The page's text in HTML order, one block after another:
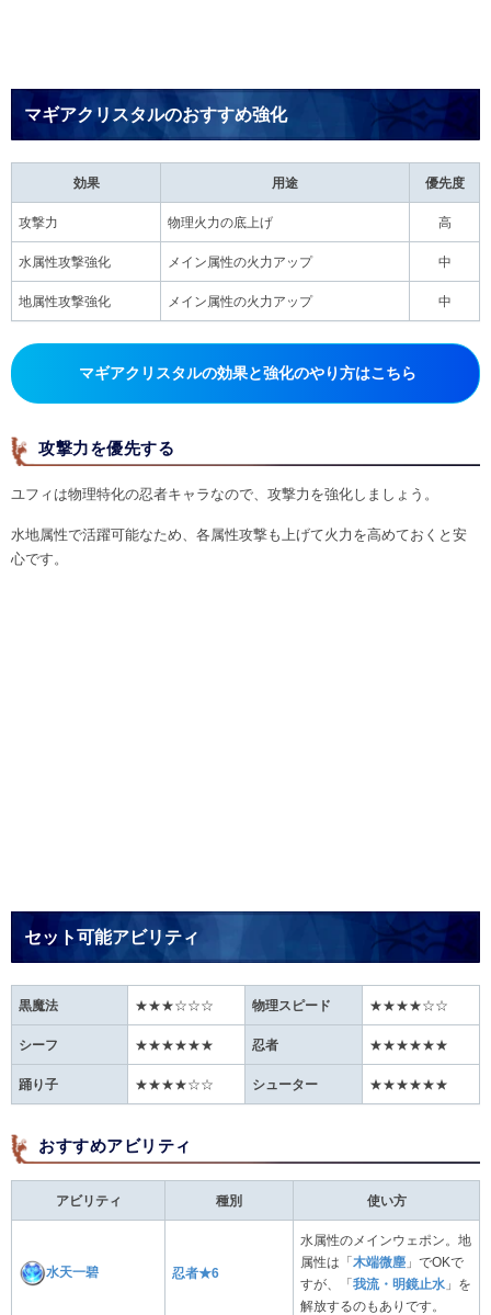
マギアクリスタルのおすすめ強化
効果 用途 優先度
攻撃力 物理火力の底上げ 高
水属性攻撃強化 メイン属性の火力アップ 中
地属性攻撃強化 メイン属性の火力アップ 中
マギアクリスタルの効果と強化のやり方はこちら
攻撃力を優先する
ユフィは物理特化の忍者キャラなので、攻撃力を強化しましょう。
水地属性で活躍可能なため、各属性攻撃も上げて火力を高めておくと安
心です。
セット可能アビリティ
黒魔法 ★★★☆☆☆ 物理スピード ★★★★☆☆
シーフ ★★★★★★ 忍者 ★★★★★★
踊り子 ★★★★☆☆ シューター ★★★★★★
おすすめアビリティ
アビリティ 種別 使い方
水天一碧 忍者★6
水属性のメインウェポン。地
属性は「 木端微塵 」でOKで
すが、「 我流・明鏡止水 」を
解放するのもありです。